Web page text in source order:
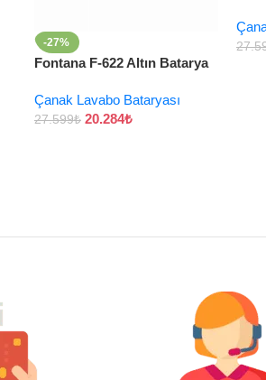
-27%
Fontana F-622 Altın Batarya
Çanak Lavabo Bataryası
27.599₺ 20.284₺